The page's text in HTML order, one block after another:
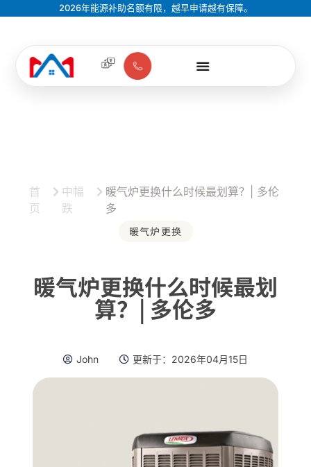
2026年能源补助名额有限，越早申请越有保障。
首
页
中幅
跌
暖气炉更换什么时候最划算？| 多伦
多
暖气炉更换
暖气炉更换什么时候最划
算？| 多伦多
John 更新于： 2026年04月15日